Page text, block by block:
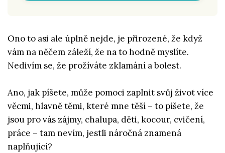
Ono to asi ale úplně nejde, je přirozené, že když
vám na něčem záleží, že na to hodně myslíte.
Nedivím se, že prožíváte zklamání a bolest.
Ano, jak píšete, může pomoci zaplnit svůj život více
věcmi, hlavně těmi, které mne těší – to píšete, že
jsou pro vás zájmy, chalupa, děti, kocour, cvičení,
práce – tam nevím, jestli náročná znamená
naplňující?